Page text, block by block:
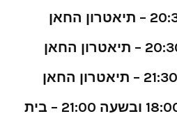
יום ג’ 15.9.26 בשעה 18:00 ובשעה 21:00 – בית